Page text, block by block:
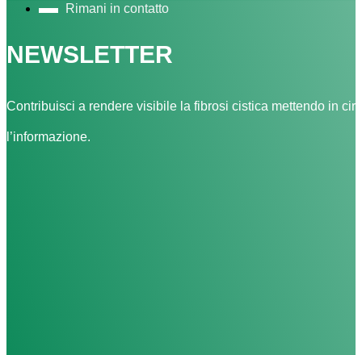
Rimani in contatto
NEWSLETTER
Contribuisci a rendere visibile la fibrosi cistica mettendo in
l’informazione.